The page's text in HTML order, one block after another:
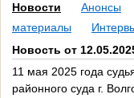
Новости Анонсы
материалы
Новость от
11 мая 2025 года
районного суда г.